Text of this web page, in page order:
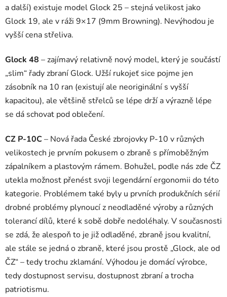
a další) existuje model Glock 25 – stejná velikost jako
Glock 19, ale v ráži 9×17 (9mm Browning). Nevýhodou je
vyšší cena střeliva.
Glock 48 – zajímavý relativně nový model, který je součástí
„slim“ řady zbraní Glock. Užší rukojeť sice pojme jen
zásobník na 10 ran (existují ale neoriginální s vyšší
kapacitou), ale většině střelců se lépe drží a výrazně lépe
se dá schovat pod oblečení.
CZ P-10C– Nová řada České zbrojovky P-10 v různých
velikostech je prvním pokusem o zbraně s přímoběžným
zápalníkem a plastovým rámem. Bohužel, podle nás zde ČZ
utekla možnost přenést svoji legendární ergonomii do této
kategorie. Problémem také byly u prvních produkčních sérií
drobné problémy plynoucí z neodladěné výroby a různých
tolerancí dílů, které k sobě dobře nedoléhaly. V současnosti
se zdá, že alespoň to je již odladěné, zbraně jsou kvalitní,
ale stále se jedná o zbraně, které jsou prostě „Glock, ale od
ČZ“ – tedy trochu zklamání. Výhodou je domácí výrobce,
tedy dostupnost servisu, dostupnost zbraní a trocha
patriotismu.